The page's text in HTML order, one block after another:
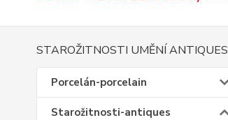
STAROŽITNOSTI UMĚNÍ ANTIQUES
Porcelán-porcelain
Starožitnosti-antiques